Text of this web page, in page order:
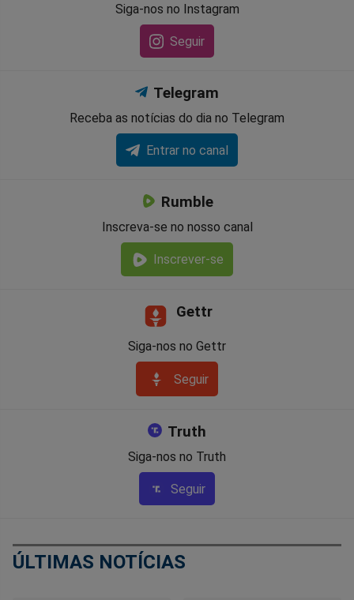
Siga-nos no Instagram
Seguir
Telegram
Receba as notícias do dia no Telegram
Entrar no canal
Rumble
Inscreva-se no nosso canal
Inscrever-se
Gettr
Siga-nos no Gettr
Seguir
Truth
Siga-nos no Truth
Seguir
ÚLTIMAS NOTÍCIAS